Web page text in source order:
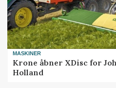
MASKINER
Krone åbner XDisc for
Holland